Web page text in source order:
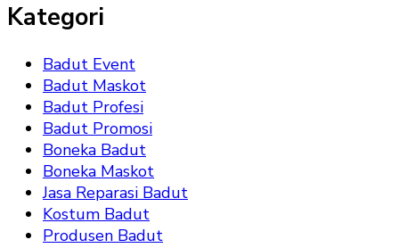
Kategori
Badut Event
Badut Maskot
Badut Profesi
Badut Promosi
Boneka Badut
Boneka Maskot
Jasa Reparasi Badut
Kostum Badut
Produsen Badut